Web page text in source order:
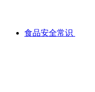
食品安全常识